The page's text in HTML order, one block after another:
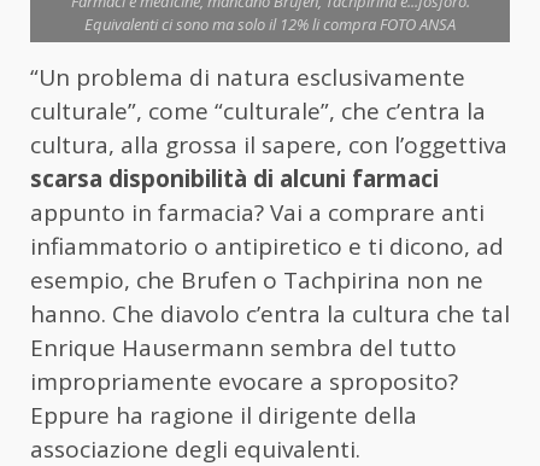
Equivalenti ci sono ma solo il 12% li compra FOTO ANSA
“Un problema di natura esclusivamente
culturale”, come “culturale”, che c’entra la
cultura, alla grossa il sapere, con l’oggettiva
scarsa disponibilità di alcuni farmaci
appunto in farmacia? Vai a comprare anti
infiammatorio o antipiretico e ti dicono, ad
esempio, che Brufen o Tachpirina non ne
hanno. Che diavolo c’entra la cultura che tal
Enrique Hausermann sembra del tutto
impropriamente evocare a sproposito?
Eppure ha ragione il dirigente della
associazione degli equivalenti.